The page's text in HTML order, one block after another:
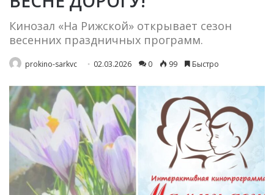
Кинозал «На Рижской» открывает сезон
весенних праздничных программ.
prokino-sarkvc 02.03.2026 0 99 Быстро